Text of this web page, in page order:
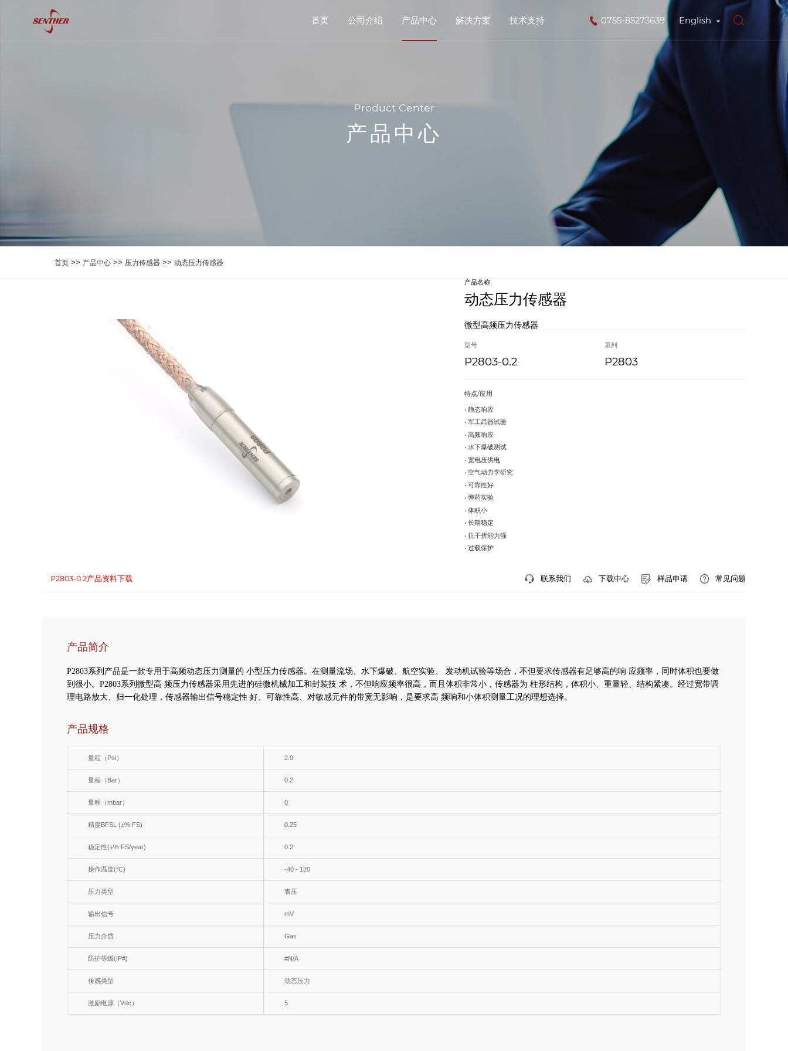
English
0755-85273639
首页 公司介绍 产品中心 解决方案 技术支持
Product Center
产品中心
首页 >> 产品中心 >> 压力传感器 >> 动态压力传感器
产品名称
动态压力传感器
微型高频压力传感器
型号
P2803-0.2
系列
P2803
特点/应用
• 静态响应
• 军工武器试验
• 高频响应
• 水下爆破测试
• 宽电压供电
• 空气动力学研究
• 可靠性好
• 弹药实验
• 体积小
• 长期稳定
• 抗干扰能力强
• 过载保护
P2803-0.2产品资料下载 联系我们 下载中心 样品申请 常见问题
产品简介
P2803系列产品是一款专用于高频动态压力测量的 小型压力传感器。在测量流场、水下爆破、航空实验、 发动机试验等场合，不但要求传感器有足够高的响 应频率，同时体积也要做
到很小。P2803系列微型高 频压力传感器采用先进的硅微机械加工和封装技 术，不但响应频率很高，而且体积非常小，传感器为 柱形结构，体积小、重量轻、结构紧凑。经过宽带调
理电路放大、归一化处理，传感器输出信号稳定性 好、可靠性高、对敏感元件的带宽无影响，是要求高 频响和小体积测量工况的理想选择。
产品规格
量程（Psi） 2.9
量程（Bar） 0.2
量程（mbar） 0
精度BFSL (±% FS) 0.25
稳定性(±% FS/year) 0.2
操作温度(°C) -40 - 120
压力类型 表压
输出信号 mV
压力介质 Gas
防护等级(IP#) #N/A
传感类型 动态压力
激励电源（Vdc） 5